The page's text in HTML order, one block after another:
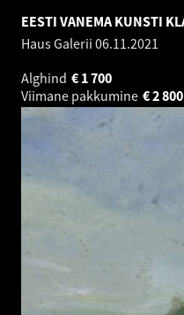
EESTI VANEMA KUNSTI
Haus Galerii 06.11.2021
Alghind
1 700
€
Viimane pakkumine
2 800
€